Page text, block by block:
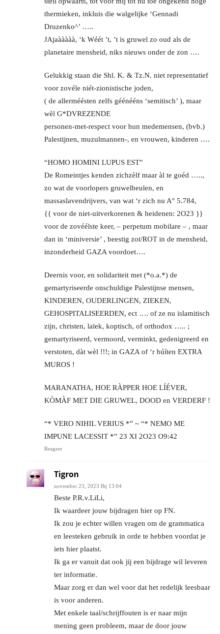
thermieken, inkluis die walgelijke ‘Gennadi
Druzenko^’ …..
JAjaààààà, ‘k Wéét ’t, ’t is gruwel zo oud als de
planetaire mensheid, niks nieuws onder de zon ….
Gelukkig staan die Shl. K. & Tz.N. niet representatief
voor zovéle niét-zionistische joden,
( de allerméésten zelfs géénééns ‘semitisch’ ), maar
wèl G*DVREZENDE
personen-met-respect voor hun medemensen, (bvb.)
Palestijnen, muzulmannen-, en vrouwen, kinderen ….
“HOMO HOMINI LUPUS EST”
De Romeintjes kenden zichzèlf maar àl te goéd …..,
zo wat de voorlopers gruwelbeulen, en
massaslavendrijvers, van wat ‘r zich nu A° 5.784,
{{ voor de niet-uitverkorenen & heidenen: 2O23 }}
voor de zovéélste keer, – perpetum mobilare – , maar
dan in ‘miniversie’ , beestig zot/ROT in de mensheid,
inzonderheid GAZA voordoet….
Deernis voor, en solidariteit met (*o.a.*) de
gemartyriseerde onschuldige Palestijnse mensen,
KINDEREN, OUDERLINGEN, ZIEKEN,
GEHOSPITALISEERDEN, ect …. of ze nu islamitisch
zijn, christen, laïek, koptisch, of orthodox ….. ;
gemartyriseerd, vermoord, verminkt, gedenigreerd en
verstoten, dàt wèl !!!; in GAZA of ‘r búíten EXTRA
MUROS !
MARANATHA, HOE RÀPPER HOE LÍÉVER,
KÒMÀF MET DIE GRUWEL, DOOD en VERDERF !
“* VERO NIHIL VERIUS *” ~ “* NEMO ME
IMPUNE LACESSIT *” 23 XI 2O23 O9:42
Reageer
Tigron
november 23, 2023 Bij 13:04
Beste P.R.v.LiLi,
Ik waardeer jouw bijdragen hier op FN.
Ik zou je echter willen vragen om de grammatica
en leesteken gebruik in orde te hebben voordat je
iets hier plaatst.
Ik ga er vanuit dat ook jij een bijdrage wil leveren
ter informatie.
Maar zorg er dan wel voor dat het redelijk leesbaar
is voor anderen.
Met enkele taal/schrijffouten is er naar mijn
mening geen probleem, maar de door jouw